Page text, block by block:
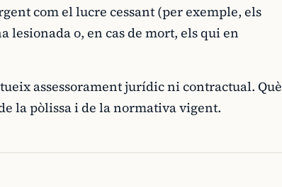
com el lucre cessant (per exemple, els
lesionada o, en cas de mort, els qui en
assessorament jurídic ni contractual. Què
la pòlissa i de la normativa vigent.